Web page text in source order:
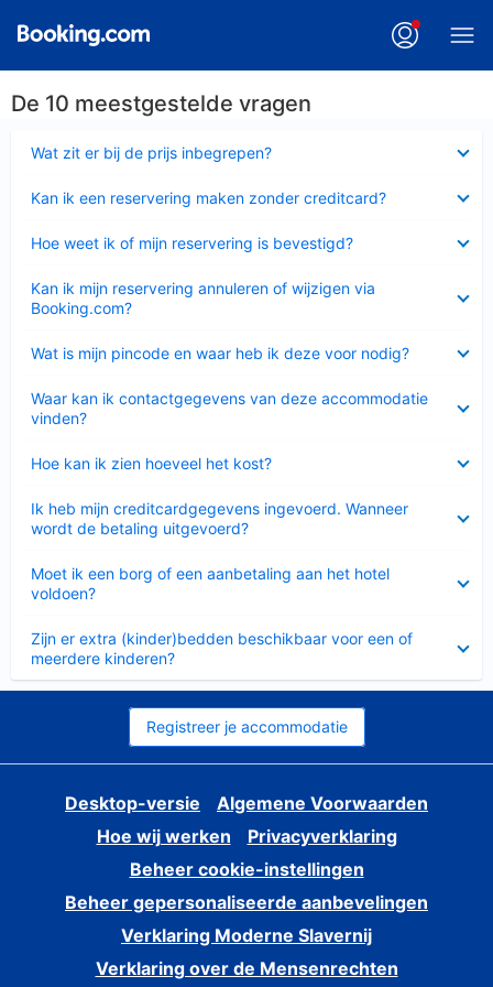
De 10 meestgestelde vragen
Wat zit er bij de prijs inbegrepen?
Kan ik een reservering maken zonder creditcard?
Hoe weet ik of mijn reservering is bevestigd?
Kan ik mijn reservering annuleren of wijzigen via
Booking.com?
Wat is mijn pincode en waar heb ik deze voor nodig?
Waar kan ik contactgegevens van deze accommodatie
vinden?
Hoe kan ik zien hoeveel het kost?
Ik heb mijn creditcardgegevens ingevoerd. Wanneer
wordt de betaling uitgevoerd?
Moet ik een borg of een aanbetaling aan het hotel
voldoen?
Zijn er extra (kinder)bedden beschikbaar voor een of
meerdere kinderen?
Registreer je accommodatie
Desktop-versie
Algemene Voorwaarden
Hoe wij werken
Privacyverklaring
Beheer cookie-instellingen
Beheer gepersonaliseerde aanbevelingen
Verklaring Moderne Slavernij
Verklaring over de Mensenrechten